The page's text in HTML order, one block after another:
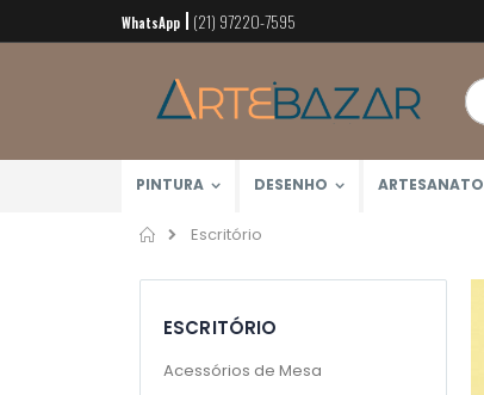
Pular
para
conteúdo
WhatsApp (21) 97220-7595
PINTURA DESENHO ARTESANATO
Home
Escritório
ESCRITÓRIO
Acessórios de Mesa